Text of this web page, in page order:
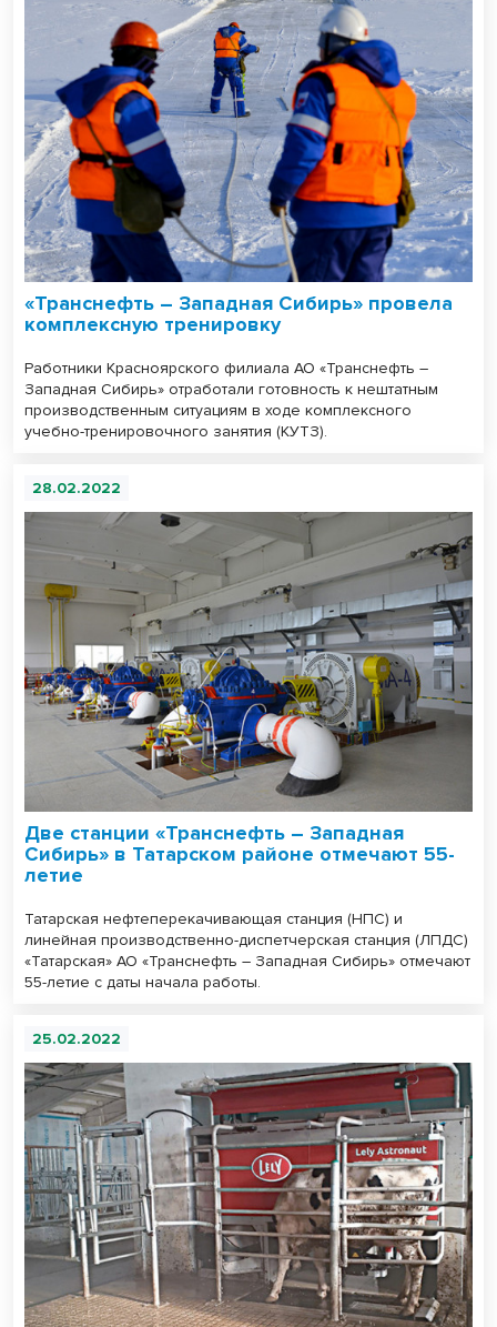
«Транснефть – Западная Сибирь» провела
комплексную тренировку
Работники Красноярского филиала АО «Транснефть –
Западная Сибирь» отработали готовность к нештатным
производственным ситуациям в ходе комплексного
учебно-тренировочного занятия (КУТЗ).
28.02.2022
Две станции «Транснефть – Западная
Сибирь» в Татарском районе отмечают 55-
летие
Татарская нефтеперекачивающая станция (НПС) и
линейная производственно-диспетчерская станция (ЛПДС)
«Татарская» АО «Транснефть – Западная Сибирь» отмечают
55-летие с даты начала работы.
25.02.2022